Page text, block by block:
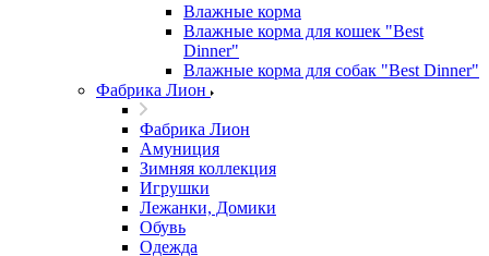
Влажные корма
Влажные корма для кошек "Best
Dinner"
Влажные корма для собак "Best Dinner"
Фабрика Лион
Фабрика Лион
Амуниция
Зимняя коллекция
Игрушки
Лежанки, Домики
Обувь
Одежда